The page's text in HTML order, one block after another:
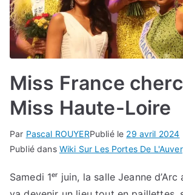
Miss France
Miss Haute-Loire
Par Pascal ROUYERPublié le 29 avril 2024
Publié dans Wiki Sur Les Portes De
Samedi 1ᵉʳ juin, la salle Jeanne